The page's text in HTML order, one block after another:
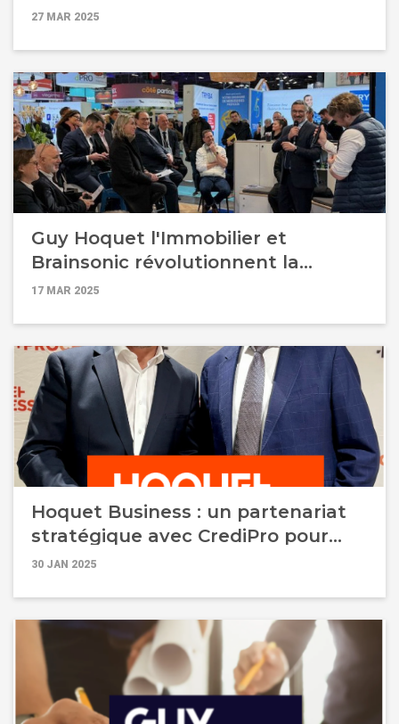
Ruban d'Argent de la Franchise
27 MAR 2025
Guy Hoquet l'Immobilier et
Brainsonic révolutionnent la
formation grâce à l'IA
17 MAR 2025
Hoquet Business : un partenariat
stratégique avec CrediPro pour
faciliter les transactions de ses
30 JAN 2025